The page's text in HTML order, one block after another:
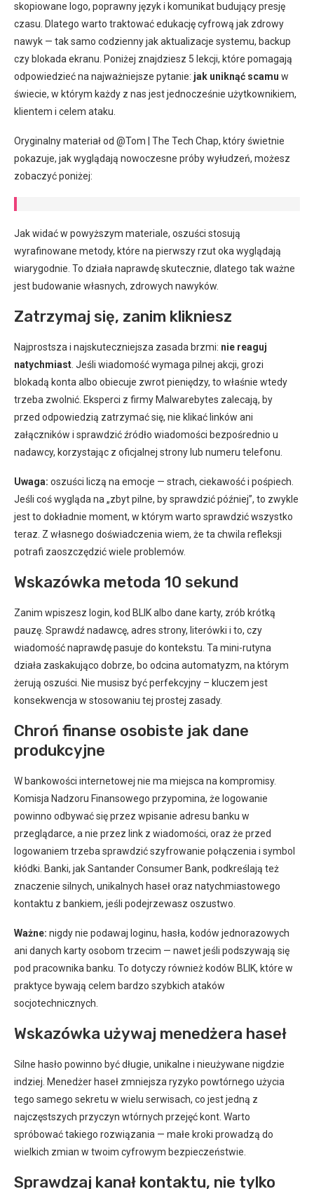
skopiowane logo, poprawny język i komunikat budujący presję
czasu. Dlatego warto traktować edukację cyfrową jak zdrowy
nawyk — tak samo codzienny jak aktualizacje systemu, backup
czy blokada ekranu. Poniżej znajdziesz 5 lekcji, które pomagają
odpowiedzieć na najważniejsze pytanie: jak uniknąć scamu w
świecie, w którym każdy z nas jest jednocześnie użytkownikiem,
klientem i celem ataku.
Oryginalny materiał od @Tom | The Tech Chap, który świetnie
pokazuje, jak wyglądają nowoczesne próby wyłudzeń, możesz
zobaczyć poniżej:
Jak widać w powyższym materiale, oszuści stosują
wyrafinowane metody, które na pierwszy rzut oka wyglądają
wiarygodnie. To działa naprawdę skutecznie, dlatego tak ważne
jest budowanie własnych, zdrowych nawyków.
Zatrzymaj się, zanim klikniesz
Najprostsza i najskuteczniejsza zasada brzmi: nie reaguj
natychmiast . Jeśli wiadomość wymaga pilnej akcji, grozi
blokadą konta albo obiecuje zwrot pieniędzy, to właśnie wtedy
trzeba zwolnić. Eksperci z firmy Malwarebytes zalecają, by
przed odpowiedzią zatrzymać się, nie klikać linków ani
załączników i sprawdzić źródło wiadomości bezpośrednio u
nadawcy, korzystając z oficjalnej strony lub numeru telefonu.
Uwaga: oszuści liczą na emocje — strach, ciekawość i pośpiech.
Jeśli coś wygląda na „zbyt pilne, by sprawdzić później”, to zwykle
jest to dokładnie moment, w którym warto sprawdzić wszystko
teraz. Z własnego doświadczenia wiem, że ta chwila refleksji
potrafi zaoszczędzić wiele problemów.
Wskazówka metoda 10 sekund
Zanim wpiszesz login, kod BLIK albo dane karty, zrób krótką
pauzę. Sprawdź nadawcę, adres strony, literówki i to, czy
wiadomość naprawdę pasuje do kontekstu. Ta mini-rutyna
działa zaskakująco dobrze, bo odcina automatyzm, na którym
żerują oszuści. Nie musisz być perfekcyjny – kluczem jest
konsekwencja w stosowaniu tej prostej zasady.
Chroń finanse osobiste jak dane
produkcyjne
W bankowości internetowej nie ma miejsca na kompromisy.
Komisja Nadzoru Finansowego przypomina, że logowanie
powinno odbywać się przez wpisanie adresu banku w
przeglądarce, a nie przez link z wiadomości, oraz że przed
logowaniem trzeba sprawdzić szyfrowanie połączenia i symbol
kłódki. Banki, jak Santander Consumer Bank, podkreślają też
znaczenie silnych, unikalnych haseł oraz natychmiastowego
kontaktu z bankiem, jeśli podejrzewasz oszustwo.
Ważne: nigdy nie podawaj loginu, hasła, kodów jednorazowych
ani danych karty osobom trzecim — nawet jeśli podszywają się
pod pracownika banku. To dotyczy również kodów BLIK, które w
praktyce bywają celem bardzo szybkich ataków
socjotechnicznych.
Wskazówka używaj menedżera haseł
Silne hasło powinno być długie, unikalne i nieużywane nigdzie
indziej. Menedżer haseł zmniejsza ryzyko powtórnego użycia
tego samego sekretu w wielu serwisach, co jest jedną z
najczęstszych przyczyn wtórnych przejęć kont. Warto
spróbować takiego rozwiązania — małe kroki prowadzą do
wielkich zmian w twoim cyfrowym bezpieczeństwie.
Sprawdzaj kanał kontaktu, nie tylko